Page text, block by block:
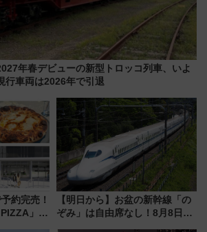
年春デビューの新型トロッコ列車、いよ
行車両は2026年で引退
約完売！
」が
【明日から】お盆の新幹線「の
ぞみ」は自由席なし！8月8日午